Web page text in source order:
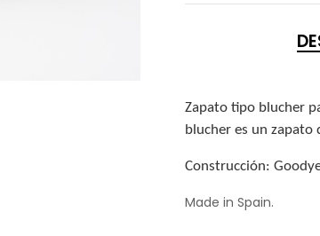
Zapato tipo blucher
blucher es un
Construcción:
Made in Spain.